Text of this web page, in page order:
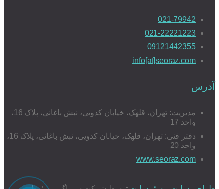
021-79942
021-22221223
09121442355
info[at]seoraz.com
آدرس
مدیریت: تهران، قلهک، خیابان کدویی، نبش باغانی، پلاک 16،
واحد 17
دفتر فنی: تهران، قلهک، خیابان کدویی، نبش باغانی، پلاک 16،
واحد 20
www.seoraz.com